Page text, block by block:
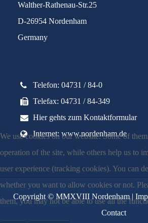
Walther-Rathenau-Str.25
D-26954 Nordenham
Germany
Telefon: 04731 / 84-0
Telefax: 04731 / 84-349
Hier gehts zum Kontaktformular
Internet: www.nordenham.de
Copyright © MMXVIII Nordenham |
Contact
We use cookies on our website. Some of
operation of the site, while others help us to
user experience (tracking cookies). You can
whether you want to allow cookies or not.
them, you may not be able to use all the